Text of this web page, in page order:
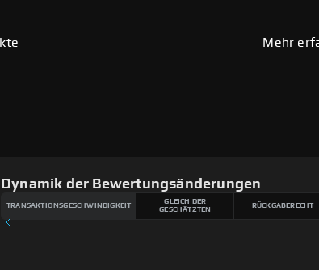
Mehr
Dynamik der Bewertungsänderungen
TRANSAKTIONSGESCHWINDIGKEIT
GLEICH DER
GESCHÄTZTEN
RÜCKGABERECHT